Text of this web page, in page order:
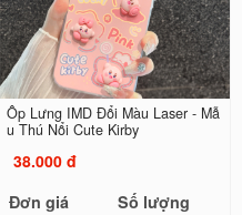
Ốp Lưng IMD Đổi Màu Laser - Mẫ
u Thú Nổi Cute Kirby
38.000 đ
Đơn giá
Số lượng